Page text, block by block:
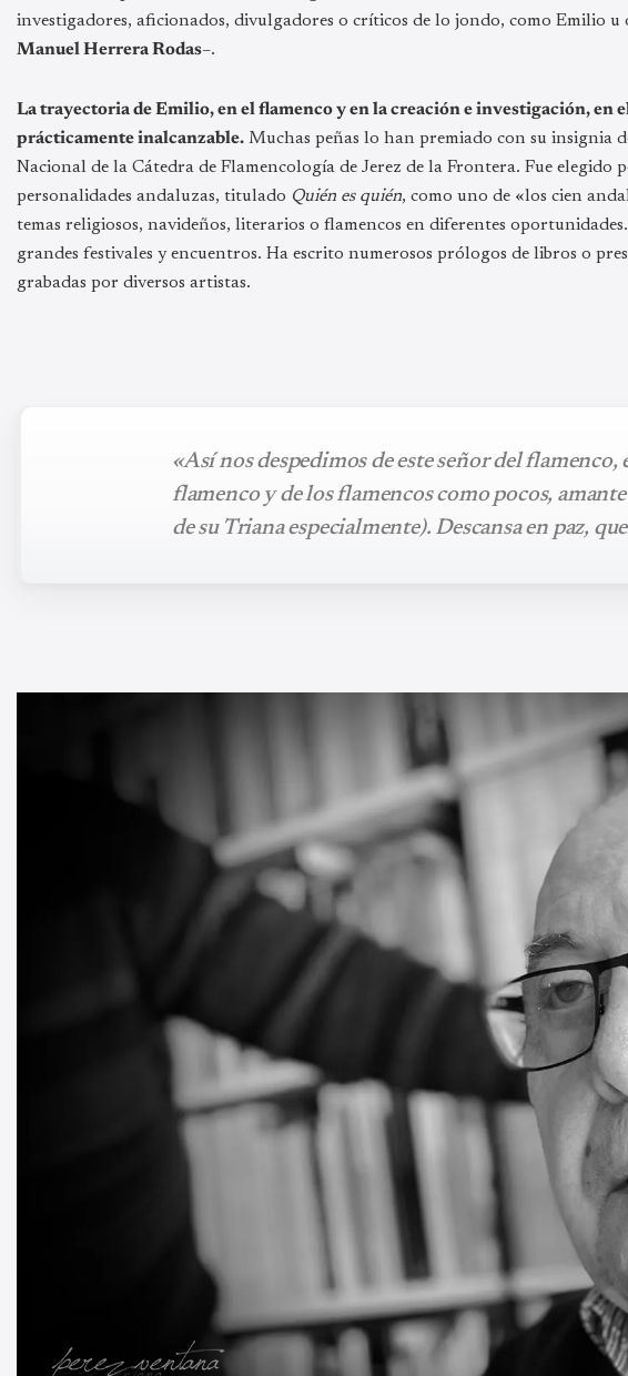
investigadores, aficionados, divulgadores o críticos de lo jondo, como Emilio u
Manuel Herrera Rodas–.
La trayectoria de Emilio, en el flamenco y en la creación e investigación, en
prácticamente inalcanzable. Muchas peñas lo han premiado con su insignia
Nacional de la Cátedra de Flamencología de Jerez de la Frontera. Fue elegido
personalidades andaluzas, titulado Quién es quién, como uno de «los cien
temas religiosos, navideños, literarios o flamencos en diferentes
grandes festivales y encuentros. Ha escrito numerosos prólogos de libros o
grabadas por diversos artistas.
«Así nos despedimos de este señor del flamenco,
flamenco y de los flamencos como pocos,
de su Triana especialmente). Descansa en paz,